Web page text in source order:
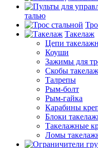
талью
Такелаж
Цепи
Коуши
Зажимы для
Скобы
Талрепы
Рым-болт
Рым-гайка
Карабины
Блоки
Такелажные
Ломы